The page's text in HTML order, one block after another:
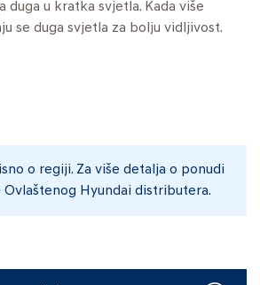
duga u kratka svjetla. Kada više
se duga svjetla za bolju vidljivost.
o regiji. Za više detalja o ponudi
Hyundai distributera.